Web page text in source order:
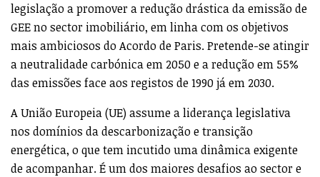
legislação a promover a redução drástica da emissão de
GEE no sector imobiliário, em linha com os objetivos
mais ambiciosos do Acordo de Paris. Pretende-se atingir
a neutralidade carbónica em 2050 e a redução em 55%
das emissões face aos registos de 1990 já em 2030.
A União Europeia (UE) assume a liderança legislativa
nos domínios da descarbonização e transição
energética, o que tem incutido uma dinâmica exigente
de acompanhar. É um dos maiores desafios ao sector e